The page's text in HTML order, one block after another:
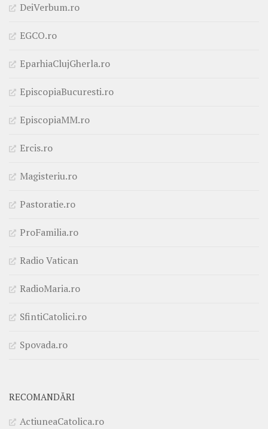
DeiVerbum.ro
EGCO.ro
EparhiaClujGherla.ro
EpiscopiaBucuresti.ro
EpiscopiaMM.ro
Ercis.ro
Magisteriu.ro
Pastoratie.ro
ProFamilia.ro
Radio Vatican
RadioMaria.ro
SfintiCatolici.ro
Spovada.ro
RECOMANDĂRI
ActiuneaCatolica.ro